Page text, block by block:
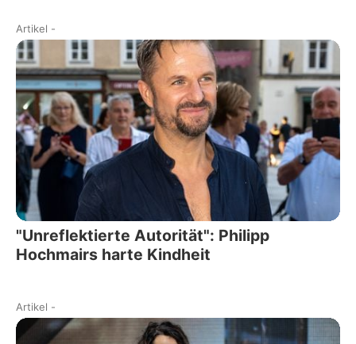
Artikel -
"Unreflektierte Autorität": Philipp
Hochmairs harte Kindheit
Artikel -